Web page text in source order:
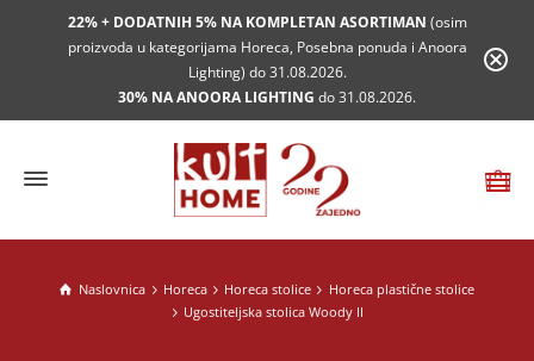
22% + DODATNIH 5% NA KOMPLETAN ASORTIMAN (osim
proizvoda u kategorijama Horeca, Posebna ponuda i Anoora
Lighting) do 31.08.2026.
30% NA ANOORA LIGHTING do 31.08.2026.
Naslovnica Horeca Horeca stolice
Horeca plastične stolice
Ugostiteljska stolica Woody II